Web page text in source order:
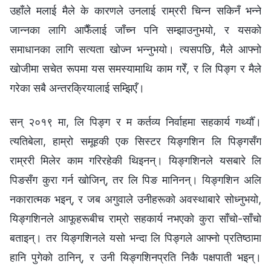
उहाँले मलाई मैले के कारणले उनलाई राम्ररी चिन्न सकिनँ भन्ने
जान्नका लागि आफैँलाई जाँच्न पनि सम्झाउनुभयो, र यसको
समाधानका लागि सत्यता खोज्न भन्नुभयो। त्यसपछि, मैले आफ्नो
खोजीमा सचेत रूपमा यस समस्यामाथि काम गरेँ, र लि पिङ्ग र मैले
गरेका सबै अन्तरक्रियालाई सम्झिएँ।
सन् २०१९ मा, लि पिङ्ग र म कर्तव्य निर्वाहमा सहकार्य गर्थ्यौँ।
त्यतिबेला, हाम्रो समूहकी एक सिस्टर यिङ्गशिन लि पिङ्गसँग
राम्ररी मिलेर काम गरिरहेकी थिइनन्। यिङ्गशिनले यसबारे लि
पिङसँग कुरा गर्न खोजिन्, तर लि पिङ मानिनन्। यिङ्गशिन अलि
नकारात्मक भइन्, र जब अगुवाले उनीहरूको अवस्थाबारे सोध्नुभयो,
यिङ्गशिनले आफूहरूबीच राम्रो सहकार्य नभएको कुरा साँचो-साँचो
बताइन्। तर यिङ्गशिनले यसो भन्दा लि पिङ्गले आफ्नो प्रतिष्ठामा
हानि पुगेको ठानिन्, र उनी यिङ्गशिनप्रति निकै पक्षपाती भइन्।